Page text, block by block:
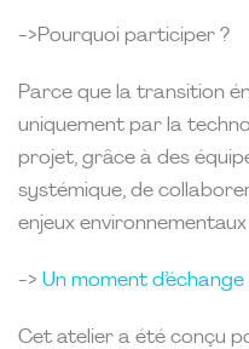
->Pourquoi participer ?
Parce que la transition
uniquement par la
projet, grâce à des
systémique, de
enjeux
-> Un moment
Cet atelier a été conçu